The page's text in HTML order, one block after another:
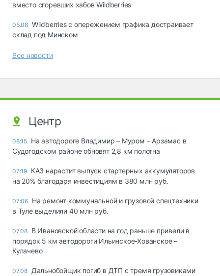
вместо сгоревших хабов Wildberries
05.08 Wildberries с опережением графика достраивает
склад под Минском
Все новости
Центр
08:15 На автодороге Владимир – Муром – Арзамас в
Судогодском районе обновят 2,8 км полотна
07:19 КАЗ нарастит выпуск стартерных аккумуляторов
на 20% благодаря инвестициям в 380 млн руб.
07:06 На ремонт коммунальной и грузовой спецтехники
в Туле выделили 40 млн руб.
07.08 В Ивановской области на год раньше привели в
порядок 5 км автодороги Ильинское-Хованское –
Кулачево
07.08 Дальнобойщик погиб в ДТП с тремя грузовиками